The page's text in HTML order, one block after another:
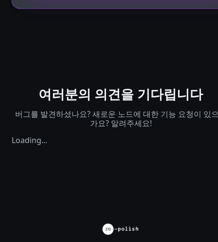
여러분의 의견을 기다립니다
버그를 발견하셨나요? 새로운 노드에 대한 기능 요청이 있
가요? 알려주세요!
Loading...